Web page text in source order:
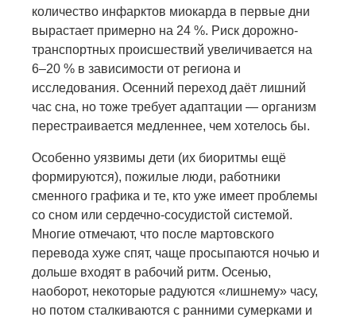
количество инфарктов миокарда в первые дни
вырастает примерно на 24 %. Риск дорожно-
транспортных происшествий увеличивается на
6–20 % в зависимости от региона и
исследования. Осенний переход даёт лишний
час сна, но тоже требует адаптации — организм
перестраивается медленнее, чем хотелось бы.
Особенно уязвимы дети (их биоритмы ещё
формируются), пожилые люди, работники
сменного графика и те, кто уже имеет проблемы
со сном или сердечно-сосудистой системой.
Многие отмечают, что после мартовского
перевода хуже спят, чаще просыпаются ночью и
дольше входят в рабочий ритм. Осенью,
наоборот, некоторые радуются «лишнему» часу,
но потом сталкиваются с ранними сумерками и